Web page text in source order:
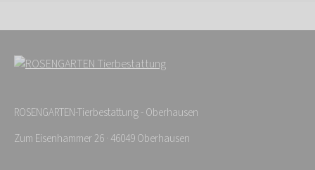
ROSENGARTEN-Tierbestattung - Oberhausen
Zum Eisenhammer 26 · 46049 Oberhausen